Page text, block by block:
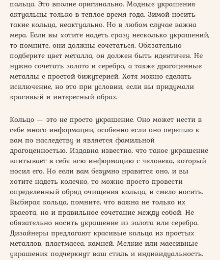
пальца. Это вполне оригинально. Модные украшения
актуальны только в теплое время года. Зимой носить
такие кольца, неактуально. Но в любом случае важна
мера. Если вы хотите надеть сразу несколько украшений,
то помните, они должны сочетаться. Обязательно
подберите цвет металла, он должен быть идентичен. Не
нужно сочетать золото и серебро, а также драгоценные
металлы с простой бижутерией. Хотя можно сделать
исключение, но это при условии, если вы придумали
красивый и интересный образ.
Кольцо — это не просто украшение. Оно может нести в
себе много информации, особенно если оно перешло к
вам по наследству и является фамильной
драгоценностью. Издавна известно, что такое украшение
впитывает в себя всю информацию с человека, который
носил его. Но если вам безумно нравится оно, и вы
хотите надеть колечко, то можно просто провести
определенный обряд очищения кольца, и смело носить.
Выбирая кольца, помните, что важна не только их
красота, но и правильное сочетание между собой. Не
обязательно носить украшение из золота или серебра.
Дизайнеры предлагают красивые кольца из простых
металлов, пластмасса, камней. Мелкие или массивные
украшения подчеркнут ваш стиль и индивидуальность.